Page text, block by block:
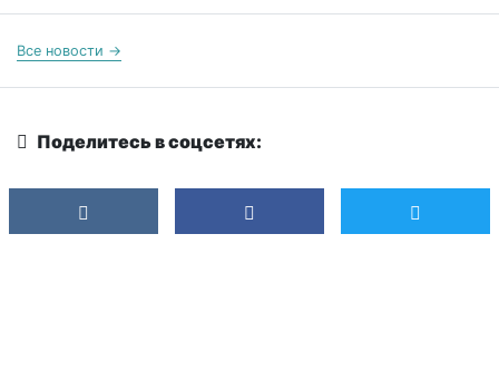
Все новости →
Поделитесь в соцсетях: